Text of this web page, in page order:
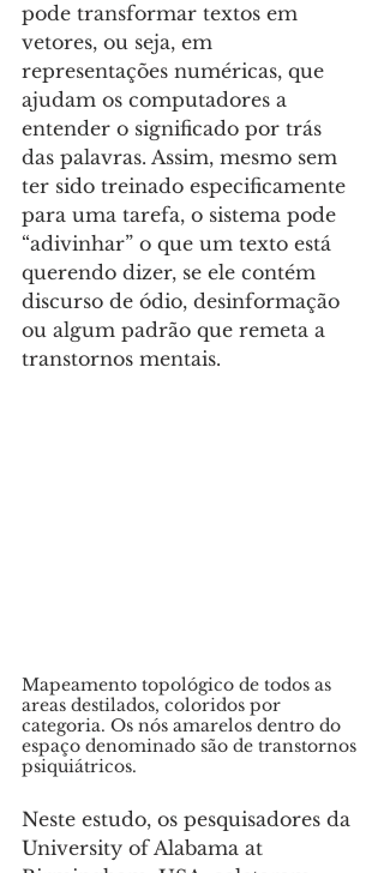
pode transformar textos em
vetores, ou seja, em
representações numéricas, que
ajudam os computadores a
entender o significado por trás
das palavras. Assim, mesmo sem
ter sido treinado especificamente
para uma tarefa, o sistema pode
“adivinhar” o que um texto está
querendo dizer, se ele contém
discurso de ódio, desinformação
ou algum padrão que remeta a
transtornos mentais.
Mapeamento topológico de todos as
areas destilados, coloridos por
categoria. Os nós amarelos dentro do
espaço denominado são de transtornos
psiquiátricos.
Neste estudo, os pesquisadores da
University of Alabama at